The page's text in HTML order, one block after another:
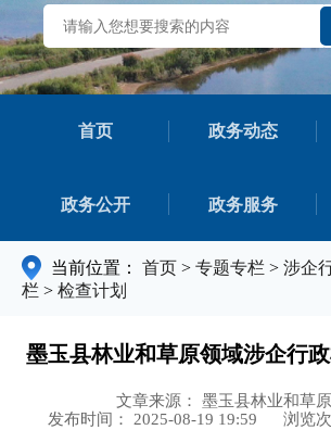
首页 政务动态
政务公开 政务服务
当前位置： 首页 > 专题专栏 > 涉企
栏 > 检查计划
墨玉县林业和草原领域涉企行
文章来源： 墨玉县林业和草
发布时间： 2025-08-19 19:59
浏览